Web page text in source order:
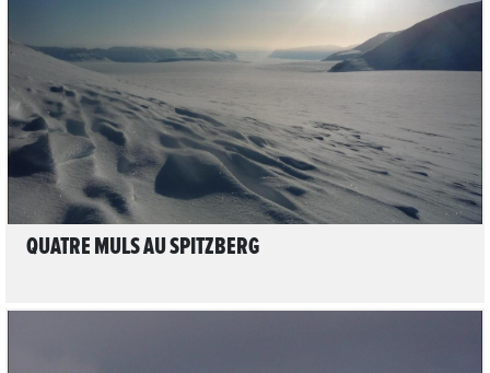
QUATRE MULS AU SPITZBERG